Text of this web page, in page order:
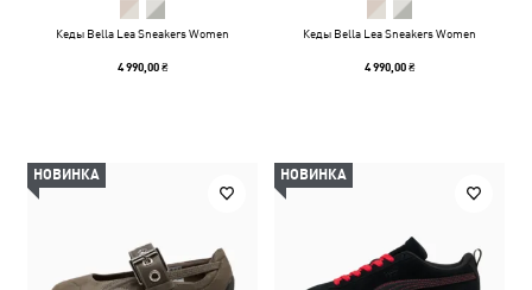
Кеды Bella Lea Sneakers Women
4 990,00 ₴
Кеды Bella Lea Sneakers Women
4 990,00 ₴
НОВИНКА НОВИНКА